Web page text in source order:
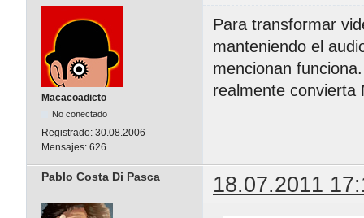
Macacoadicto
No conectado
Registrado: 30.08.2006
Mensajes: 626
Para transformar
manteniendo el
mencionan
realmente convierta
Pablo Costa Di Pasca 18.07.2011